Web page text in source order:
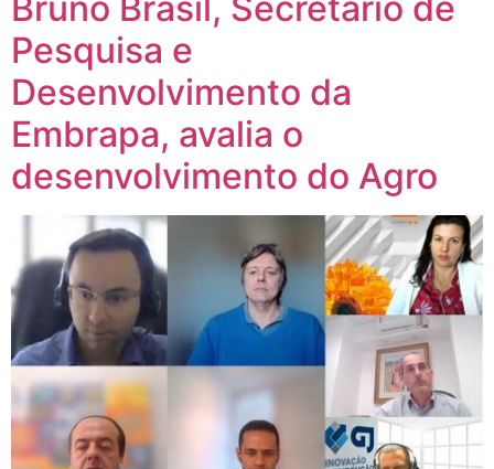
Pesquisa e
Desenvolvimento da
Embrapa, avalia o
desenvolvimento do Agro